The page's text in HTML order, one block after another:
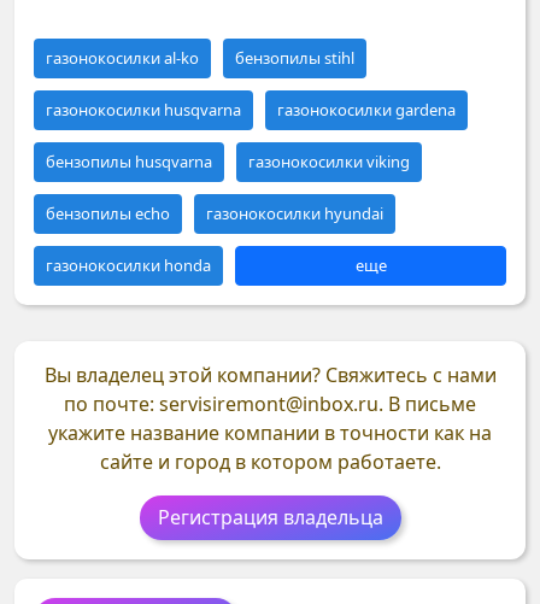
газонокосилки al-ko бензопилы stihl
газонокосилки husqvarna газонокосилки gardena
бензопилы husqvarna газонокосилки viking
бензопилы echo газонокосилки hyundai
газонокосилки honda еще
Вы владелец этой компании? Свяжитесь с нами
по почте: servisiremont@inbox.ru. В письме
укажите название компании в точности как на
сайте и город в котором работаете.
Регистрация владельца